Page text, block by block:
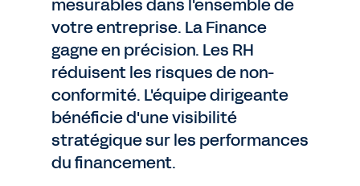
mesurables dans l'ensemble de
votre entreprise. La Finance
gagne en précision. Les RH
réduisent les risques de non-
conformité. L'équipe dirigeante
bénéficie d'une visibilité
stratégique sur les performances
du financement.